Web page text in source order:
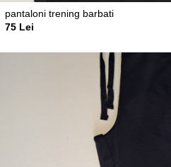
pantaloni trening barbati
75 Lei